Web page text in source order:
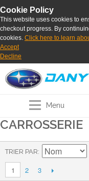
Cookie Policy
This website uses cookies to
checkout progress. By
cookies. Click here to learn
Accept
Decline
Menu
CARROSSERIE
TRIER PAR
1 2 3